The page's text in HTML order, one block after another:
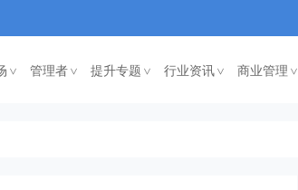
< 管理者< 提升专题 < 行业资讯 < 商业管理<